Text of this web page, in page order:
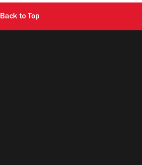
Back to Top